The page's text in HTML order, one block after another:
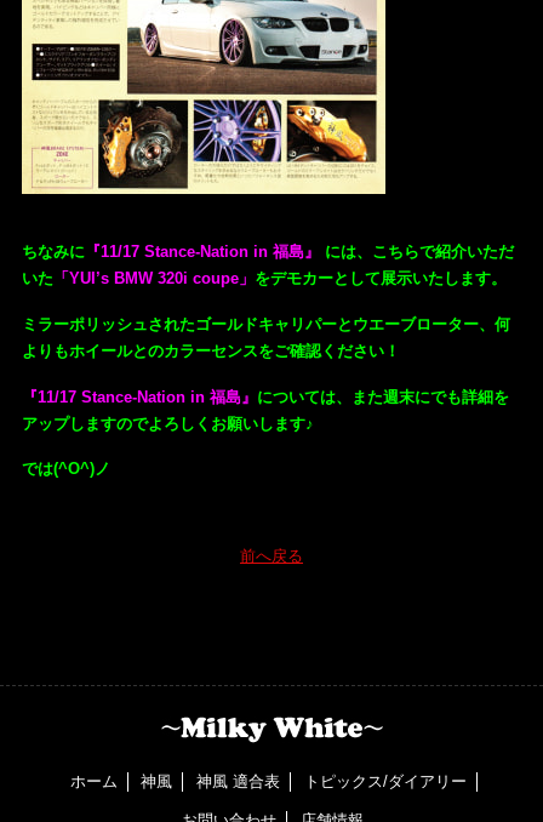
ちなみに『11/17 Stance-Nation in 福島』
には、こちらで紹介いただ
いた 「YUI’s BMW 320i coupe」 をデモカーとして展示いたします。
ミラーポリッシュされたゴールドキャリパーとウエーブローター、何
よりもホイールとのカラーセンスをご確認ください！
『11/17 Stance-Nation in 福島』 については、また週末にでも詳細を
アップしますのでよろしくお願いします♪
では(^O^)ノ
前へ戻る
ホーム 神風 神風 適合表 トピックス/ダイアリー